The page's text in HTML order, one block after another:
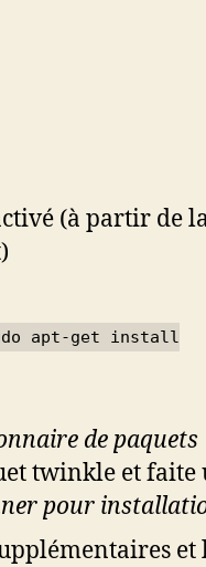
(à partir de
apt-get install
de paquets
twinkle et faite
pour
et